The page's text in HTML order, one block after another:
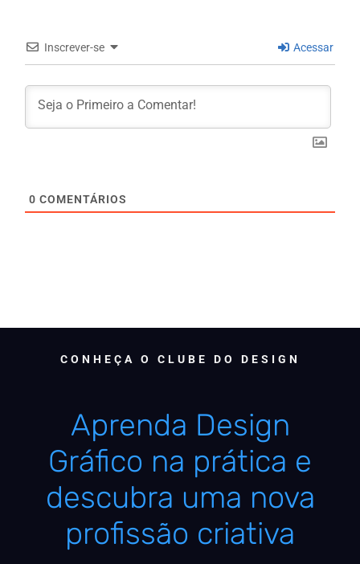
Inscrever-se Acessar
0 COMENTÁRIOS
CONHEÇA O CLUBE DO DESIGN
Aprenda Design
Gráfico na prática e
descubra uma nova
profissão criativa